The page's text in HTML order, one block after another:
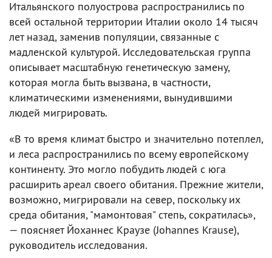
Итальянского полуострова распространились по
всей остальной территории Италии около 14 тысяч
лет назад, заменив популяции, связанные с
мадленской культурой. Исследовательская группа
описывает масштабную генетическую замену,
которая могла быть вызвана, в частности,
климатическими изменениями, вынудившими
людей мигрировать.
«В то время климат быстро и значительно потеплел,
и леса распространились по всему европейскому
континенту. Это могло побудить людей с юга
расширить ареал своего обитания. Прежние жители,
возможно, мигрировали на север, поскольку их
среда обитания, "мамонтовая" степь, сократилась»,
— поясняет Йоханнес Краузе (Johannes Krause),
руководитель исследования.